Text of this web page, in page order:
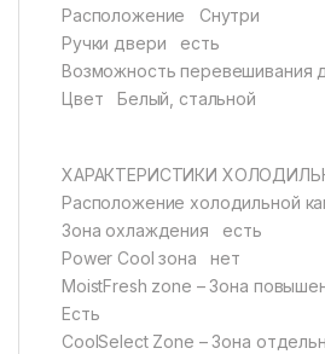
Расположение Снутри
Ручки двери есть
Возможность перевешивания
Цвет Белый, стальной
ХАРАКТЕРИСТИКИ
Расположение холодильной
Зона охлаждения есть
Power Cool зона нет
MoistFresh zone – Зона
Есть
CoolSelect Zone – Зона